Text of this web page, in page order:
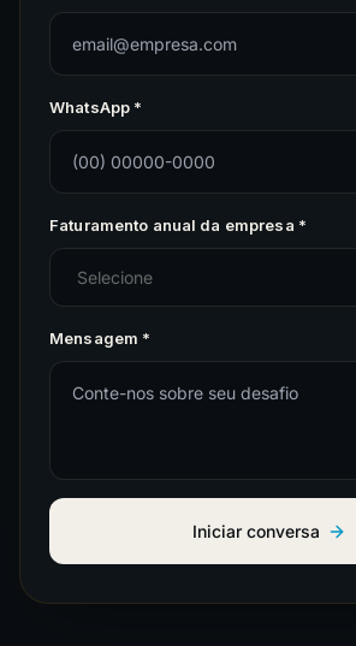
WhatsApp *
Faturamento anual da empresa *
Mensagem *
Iniciar conversa